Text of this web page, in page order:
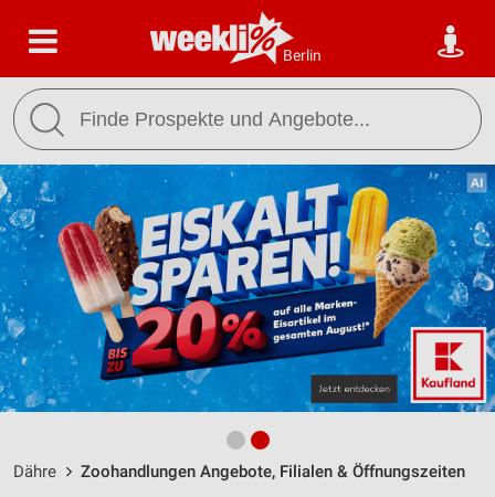
Berlin
Dähre Zoohandlungen Angebote, Filialen & Öffnungszeiten